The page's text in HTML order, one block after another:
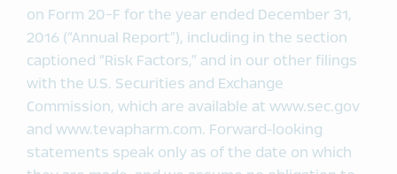
on Form 20-F for the year ended December 31,
2016 (“Annual Report”), including in the section
captioned “Risk Factors,” and in our other filings
with the U.S. Securities and Exchange
Commission, which are available at www.sec.gov
and www.tevapharm.com. Forward-looking
statements speak only as of the date on which